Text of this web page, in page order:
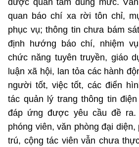
Địa chỉ: Ban Biên tập Cổng TTĐT - 18
Điện thoại: 024 3936 9506
Email: stc@mst.gov.vn
©2026 Bản quyền thuộc Bộ Khoa Học và
(Ghi rõ nguồn "https://mst.gov.vn" khi
website này)
được quan tâm đúng mức.
quan báo chí xa rời tôn chỉ,
phục vụ; thông tin chưa bám
định hướng báo chí, nhiệm
chức năng tuyên truyền, giáo
luận xã hội, lan tỏa các hành
người tốt, việc tốt, các điển
tác quản lý trang thông tin
đáp ứng được yêu cầu đề ra.
phóng viên, văn phòng đại
trú, cộng tác viên vẫn chưa